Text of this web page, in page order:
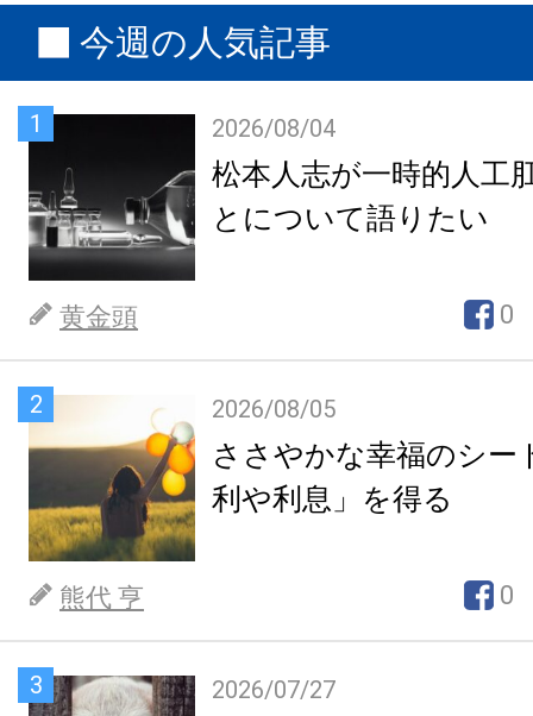
今週の人気記事
1 2026/08/04
松本人志が一時的人工
とについて語りたい
黄金頭 0
2 2026/08/05
ささやかな幸福のシー
利や利息」を得る
熊代 亨 0
3 2026/07/27